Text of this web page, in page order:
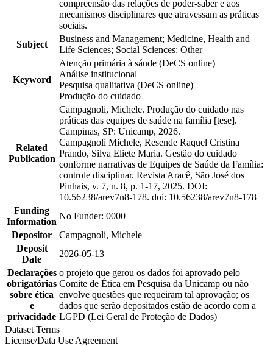
compreensão das relações de poder-saber e aos
mecanismos disciplinares que atravessam as práticas
sociais.
Subject
Business and Management; Medicine, Health and
Life Sciences; Social Sciences; Other
Keyword
Atenção primária à sáude (DeCS online)
Análise institucional
Pesquisa qualitativa (DeCS online)
Produção do cuidado
Related
Publication
Campagnoli, Michele. Produção do cuidado nas
práticas das equipes de saúde na família [tese].
Campinas, SP: Unicamp, 2026.
Campagnoli Michele, Resende Raquel Cristina
Prando, Silva Eliete Maria. Gestão do cuidado
conforme narrativas de Equipes de Saúde da Família:
controle disciplinar. Revista Aracê, São José dos
Pinhais, v. 7, n. 8, p. 1-17, 2025. DOI:
10.56238/arev7n8-178. doi: 10.56238/arev7n8-178
Funding
Information
No Funder: 0000
Depositor
Campagnoli, Michele
Deposit
Date
2026-05-13
Declarações
obrigatórias
sobre ética
e
privacidade
o projeto que gerou os dados foi aprovado pelo
Comite de Ética em Pesquisa da Unicamp ou não
envolve questões que requeiram tal aprovação; os
dados que serão depositados estão de acordo com a
LGPD (Lei Geral de Proteção de Dados)
Dataset Terms
License/Data Use Agreement